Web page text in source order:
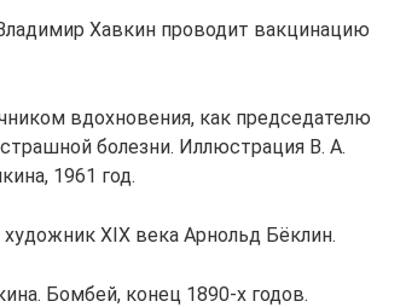
Хавкин проводит вакцинацию
вдохновения, как председателю
болезни. Иллюстрация В. А.
1961 год.
XIX века Арнольд Бёклин.
Бомбей, конец 1890-х годов.